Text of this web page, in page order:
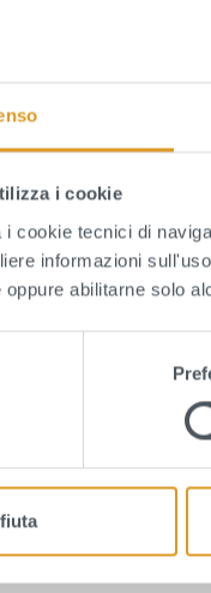
i cookie
cookie tecnici di
informazioni
abilitarne solo
Tempi: totale
Motivo della
straordinaria
Il Direttore
(Dott.
Quanto sono